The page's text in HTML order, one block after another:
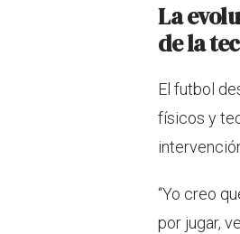
La
de la
El futbol
físicos y
“Yo creo
por jugar,